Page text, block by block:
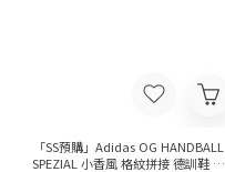
「SS預購」Adidas OG HANDBALL
SPEZIAL 小香風 格紋拼接 德訓鞋 黑